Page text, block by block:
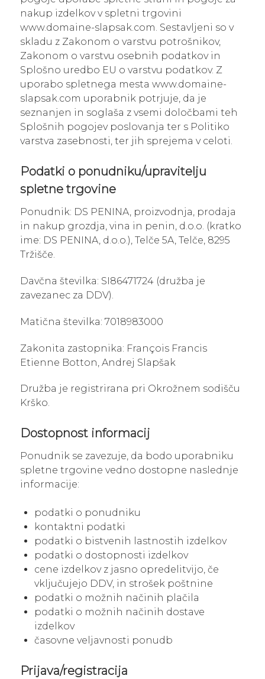
nakup izdelkov v spletni trgovini
www.domaine-slapsak.com. Sestavljeni so v
skladu z Zakonom o varstvu potrošnikov,
Zakonom o varstvu osebnih podatkov in
Splošno uredbo EU o varstvu podatkov. Z
uporabo spletnega mesta www.domaine-
slapsak.com uporabnik potrjuje, da je
seznanjen in soglaša z vsemi določbami teh
Splošnih pogojev poslovanja ter s Politiko
varstva zasebnosti, ter jih sprejema v celoti.
Podatki o ponudniku/upravitelju
spletne trgovine
Ponudnik: DS PENINA, proizvodnja, prodaja
in nakup grozdja, vina in penin, d.o.o. (kratko
ime: DS PENINA, d.o.o.), Telče 5A, Telče, 8295
Tržišče.
Davčna številka: SI86471724 (družba je
zavezanec za DDV).
Matična številka: 7018983000
Zakonita zastopnika: François Francis
Etienne Botton, Andrej Slapšak
Družba je registrirana pri Okrožnem sodišču
Krško.
Dostopnost informacij
Ponudnik se zavezuje, da bodo uporabniku
spletne trgovine vedno dostopne naslednje
informacije:
podatki o ponudniku
kontaktni podatki
podatki o bistvenih lastnostih izdelkov
podatki o dostopnosti izdelkov
cene izdelkov z jasno opredelitvijo, če
vključujejo DDV, in strošek poštnine
podatki o možnih načinih plačila
podatki o možnih načinih dostave
izdelkov
časovne veljavnosti ponudb
Prijava/registracija